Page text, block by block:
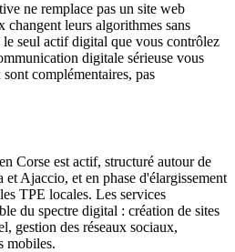
ne remplace pas un site web
changent leurs algorithmes sans
seul actif digital que vous contrôlez
digitale sérieuse vous
complémentaires, pas
Corse est actif, structuré autour de
et Ajaccio, et en phase d'élargissement
TPE locales. Les services
du spectre digital : création de sites
gestion des réseaux sociaux,
mobiles.